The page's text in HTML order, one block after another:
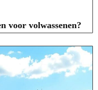
voor volwassenen?